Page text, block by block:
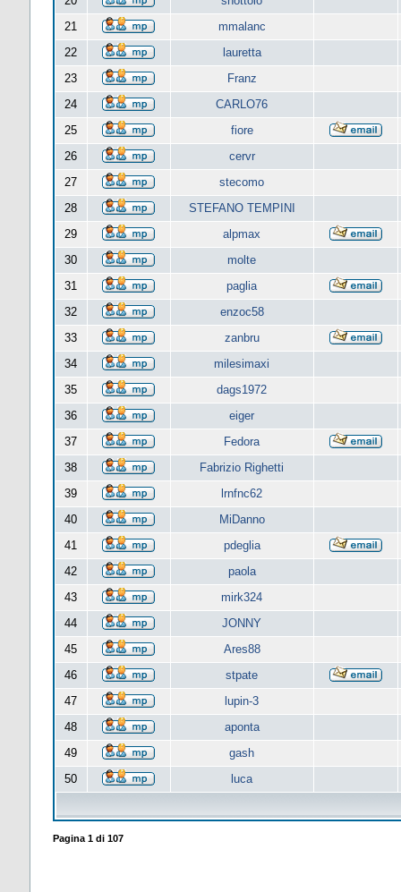
21
mmalanc
22
lauretta
23
Franz
24
CARLO76
25
fiore
26
cervr
27
stecomo
28
STEFANO TEMPINI
29
alpmax
30
molte
31
paglia
32
enzoc58
33
zanbru
34
milesimaxi
35
dags1972
36
eiger
37
Fedora
38
Fabrizio Righetti
39
lrnfnc62
40
MiDanno
41
pdeglia
42
paola
43
mirk324
44
JONNY
45
Ares88
46
stpate
47
lupin-3
48
aponta
49
gash
50
luca
Pagina 1di 107